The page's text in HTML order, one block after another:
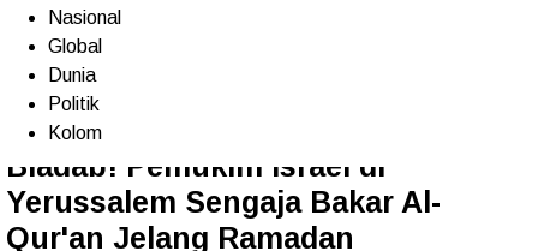
Nasional
Global
Dunia
Politik
Kolom
Terkini
Biadab! Pemukim Israel di
Yerussalem Sengaja Bakar Al-
Qur'an Jelang Ramadan